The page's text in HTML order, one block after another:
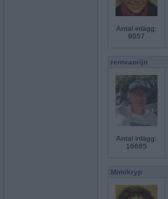
Antal inlägg:
9057
remvanrijn
Antal inlägg:
16685
Mimikryp